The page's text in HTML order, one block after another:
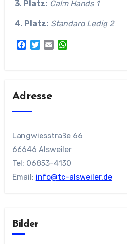
3. Platz: Calm Hands 1
4. Platz: Standard Ledig 2
Facebook
Twitter
Email
Adresse
Langwiesstraße 66
66646 Alsweiler
Tel: 06853-4130
Email: info@tc-alsweiler.de
Bilder